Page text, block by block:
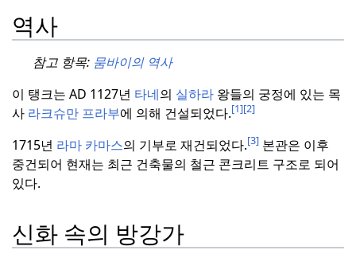
역사
참고 항목: 뭄바이의 역사
이 탱크는 AD 1127년 타네의 실하라 왕들의 궁정에 있는 목
사 라크슈만 프라부에 의해 건설되었다.[1][2]
1715년 라마 카마스의 기부로 재건되었다.[3] 본관은 이후
중건되어 현재는 최근 건축물의 철근 콘크리트 구조로 되어
있다.
신화 속의 방강가